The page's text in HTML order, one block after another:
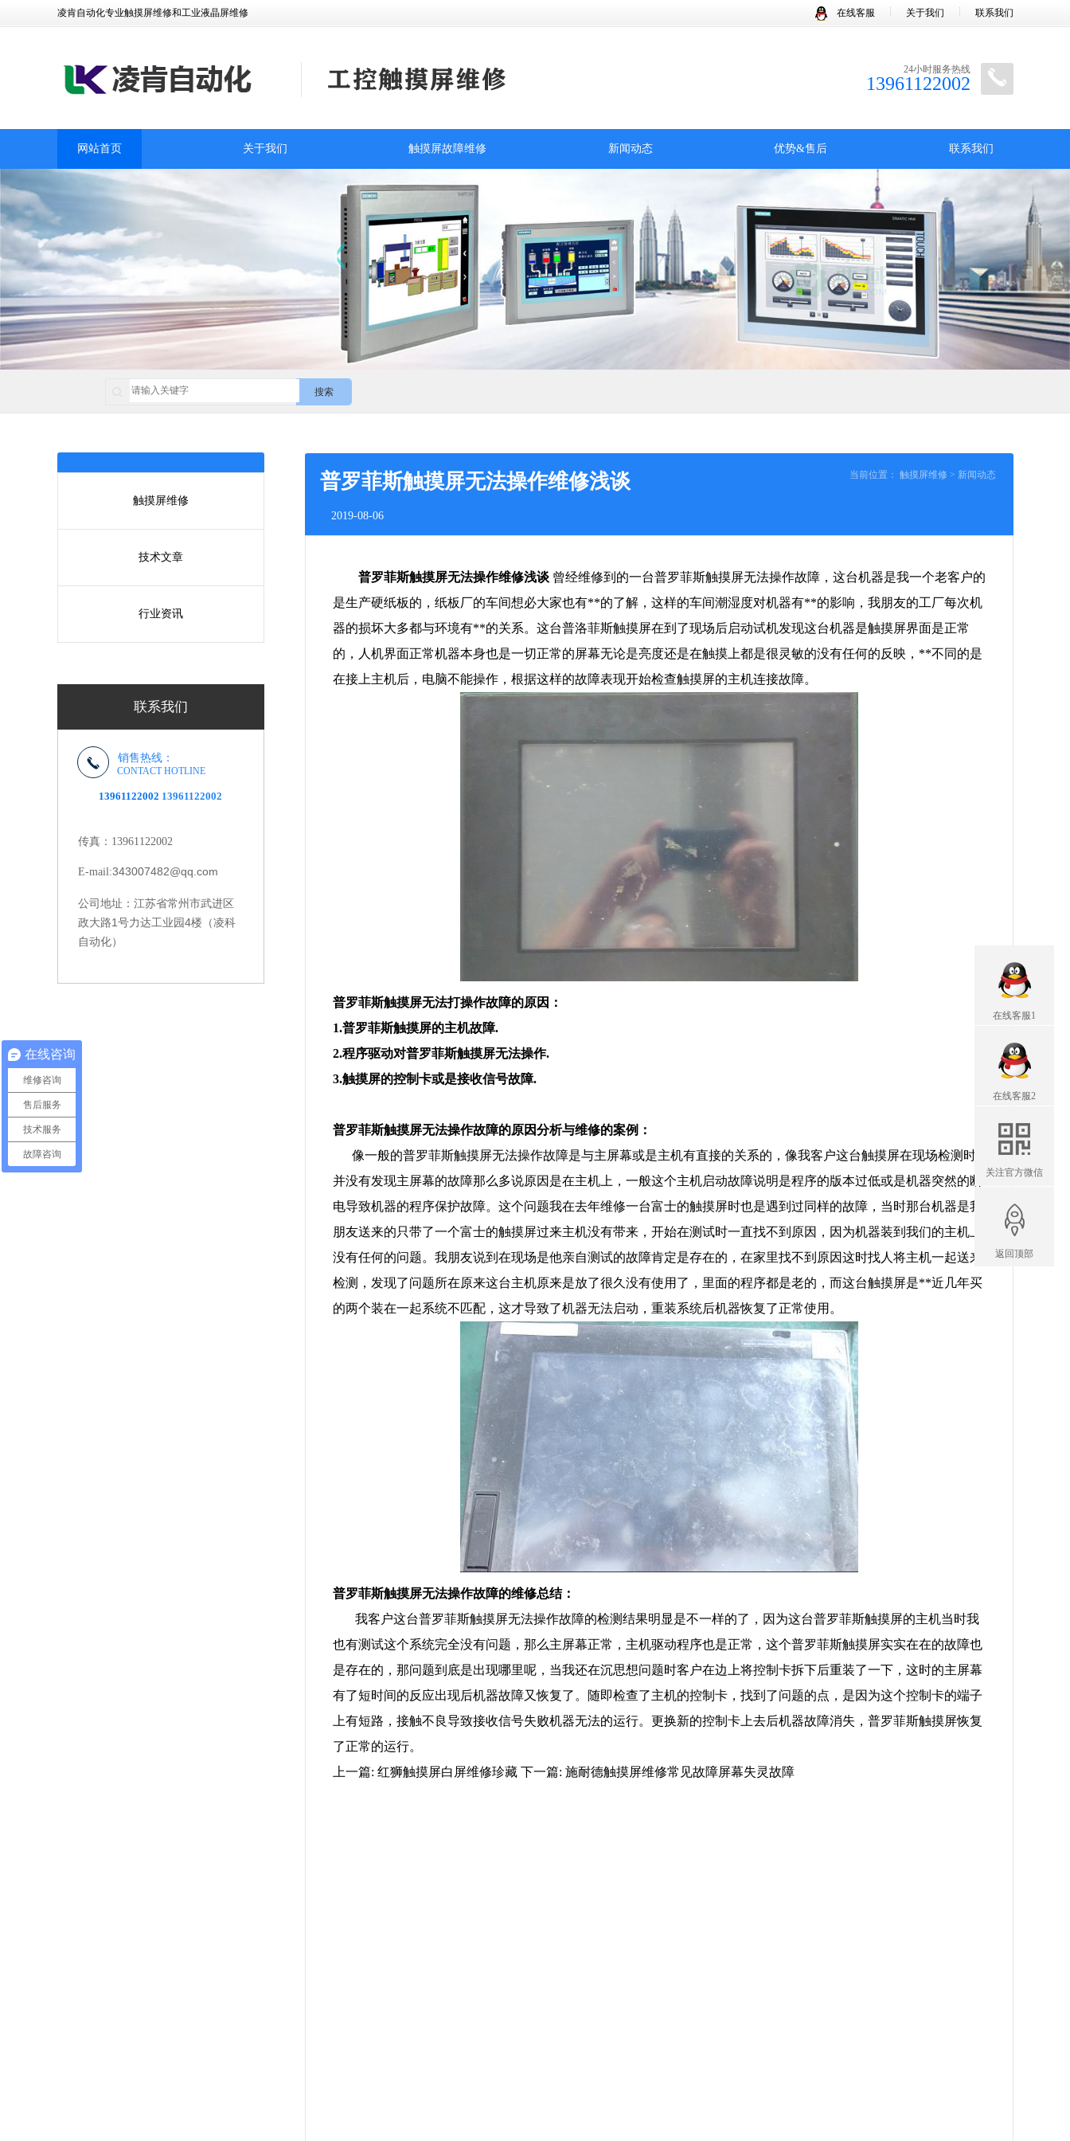
在线客服 关于我们 联系我们
凌肯自动化专业触摸屏维修和工业液晶屏维修
24小时服务热线
13961122002
网站首页 关于我们 触摸屏故障维修 新闻动态 优势&售后 联系我们
搜索
触摸屏维修
技术文章
行业资讯
联系我们
销售热线：
CONTACT HOTLINE
13961122002 13961122002
传真：13961122002
E-mail:343007482@qq.com
公司地址： 江苏省常州市武进区
政大路1号力达工业园4楼（凌科
自动化）
当前位置： 触摸屏维修 > 新闻动态
普罗菲斯触摸屏无法操作维修浅谈
2019-08-06
普罗菲斯触摸屏无法操作维修浅谈 曾经维修到的一台普罗菲斯触摸屏无法操作故障，这台机器是我一个老客户的
是生产硬纸板的，纸板厂的车间想必大家也有**的了解，这样的车间潮湿度对机器有**的影响，我朋友的工厂每次机
器的损坏大多都与环境有**的关系。这台普洛菲斯触摸屏在到了现场后启动试机发现这台机器是触摸屏界面是正常
的，人机界面正常机器本身也是一切正常的屏幕无论是亮度还是在触摸上都是很灵敏的没有任何的反映，**不同的是
在接上主机后，电脑不能操作，根据这样的故障表现开始检查触摸屏的主机连接故障。
普罗菲斯触摸屏无法打操作故障的原因：
1.普罗菲斯触摸屏的主机故障.
2.程序驱动对普罗菲斯触摸屏无法操作.
3.触摸屏的控制卡或是接收信号故障.
普罗菲斯触摸屏无法操作故障的原因分析与维修的案例：
像一般的普罗菲斯触摸屏无法操作故障是与主屏幕或是主机有直接的关系的，像我客户这台触摸屏在现场检测时
并没有发现主屏幕的故障那么多说原因是在主机上，一般这个主机启动故障说明是程序的版本过低或是机器突然的断
电导致机器的程序保护故障。这个问题我在去年维修一台富士的触摸屏时也是遇到过同样的故障，当时那台机器是我
朋友送来的只带了一个富士的触摸屏过来主机没有带来，开始在测试时一直找不到原因，因为机器装到我们的主机上
没有任何的问题。我朋友说到在现场是他亲自测试的故障肯定是存在的，在家里找不到原因这时找人将主机一起送来
检测，发现了问题所在原来这台主机原来是放了很久没有使用了，里面的程序都是老的，而这台触摸屏是**近几年买
的两个装在一起系统不匹配，这才导致了机器无法启动，重装系统后机器恢复了正常使用。
普罗菲斯触摸屏无法操作故障的维修总结：
我客户这台普罗菲斯触摸屏无法操作故障的检测结果明显是不一样的了，因为这台普罗菲斯触摸屏的主机当时我
也有测试这个系统完全没有问题，那么主屏幕正常，主机驱动程序也是正常，这个普罗菲斯触摸屏实实在在的故障也
是存在的，那问题到底是出现哪里呢，当我还在沉思想问题时客户在边上将控制卡拆下后重装了一下，这时的主屏幕
有了短时间的反应出现后机器故障又恢复了。随即检查了主机的控制卡，找到了问题的点，是因为这个控制卡的端子
上有短路，接触不良导致接收信号失败机器无法的运行。更换新的控制卡上去后机器故障消失，普罗菲斯触摸屏恢复
了正常的运行。
上一篇: 红狮触摸屏白屏维修珍藏下一篇: 施耐德触摸屏维修常见故障屏幕失灵故障
在线客服1
在线客服2
关注官方微信
返回顶部
在线咨询
维修咨询
售后服务
技术服务
故障咨询